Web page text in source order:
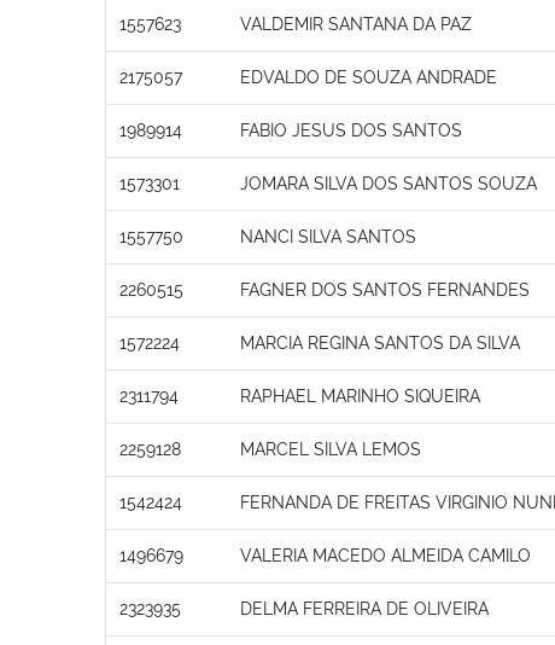
1557623 VALDEMIR SANTANA DA PAZ
2175057 EDVALDO DE SOUZA ANDRADE
1989914 FABIO JESUS DOS SANTOS
1573301 JOMARA SILVA DOS SANTOS SOUZA
1557750 NANCI SILVA SANTOS
2260515 FAGNER DOS SANTOS FERNANDES
1572224 MARCIA REGINA SANTOS DA SILVA
2311794 RAPHAEL MARINHO SIQUEIRA
2259128 MARCEL SILVA LEMOS
1542424 FERNANDA DE FREITAS VIRGINIO
1496679 VALERIA MACEDO ALMEIDA CAMILO
2323935 DELMA FERREIRA DE OLIVEIRA